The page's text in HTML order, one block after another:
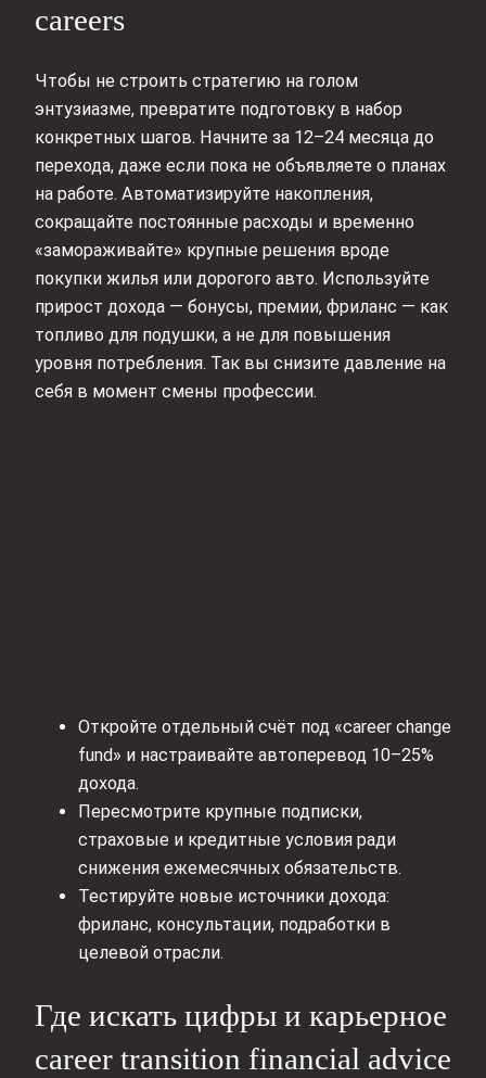
careers
Чтобы не строить стратегию на голом
энтузиазме, превратите подготовку в набор
конкретных шагов. Начните за 12–24 месяца до
перехода, даже если пока не объявляете о планах
на работе. Автоматизируйте накопления,
сокращайте постоянные расходы и временно
«замораживайте» крупные решения вроде
покупки жилья или дорогого авто. Используйте
прирост дохода — бонусы, премии, фриланс — как
топливо для подушки, а не для повышения
уровня потребления. Так вы снизите давление на
себя в момент смены профессии.
Откройте отдельный счёт под «career change
fund» и настраивайте автоперевод 10–25%
дохода.
Пересмотрите крупные подписки,
страховые и кредитные условия ради
снижения ежемесячных обязательств.
Тестируйте новые источники дохода:
фриланс, консультации, подработки в
целевой отрасли.
Где искать цифры и карьерное
career transition financial advice